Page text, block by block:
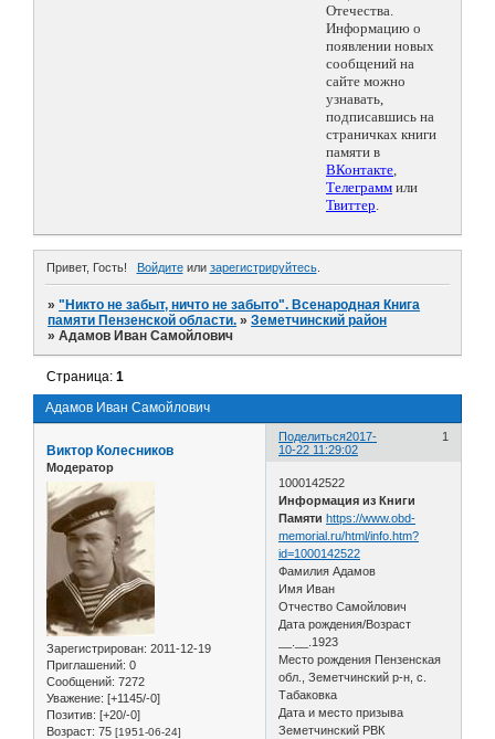
Отечества.
Информацию о
появлении новых
сообщений на
сайте можно
узнавать,
подписавшись на
страничках книги
памяти в
ВКонтакте,
Телеграмм или
Твиттер.
Привет, Гость! Войдитеили зарегистрируйтесь.
»"Никто не забыт, ничто не забыто". Всенародная Книга
памяти Пензенской области. »Земетчинский район
»Адамов Иван Самойлович
Адамов Иван Самойлович
Страница:1
Поделиться 1
2017-
10-22 11:29:02
Виктор Колесников
Модератор
Зарегистрирован: 2011-12-19
Приглашений: 0
Сообщений: 7272
Уважение: [+1145/-0]
Позитив: [+20/-0]
Возраст: 75 [1951-06-24]
1000142522
Информация из Книги
Памяти https://www.obd-
memorial.ru/html/info.htm?
id=1000142522
Фамилия Адамов
Имя Иван
Отчество Самойлович
Дата рождения/Возраст
__.__.1923
Место рождения Пензенская
обл., Земетчинский р-н, с.
Табаковка
Дата и место призыва
Земетчинский РВК